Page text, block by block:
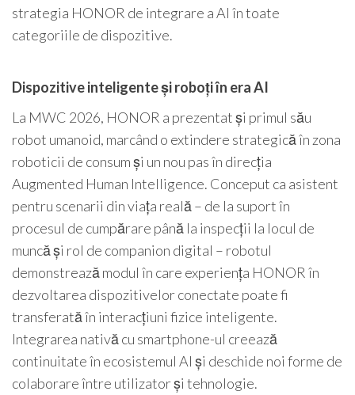
strategia HONOR de integrare a AI în toate
categoriile de dispozitive.
Dispozitive inteligente și roboți în era AI
La MWC 2026, HONOR a prezentat și primul său
robot umanoid, marcând o extindere strategică în zona
roboticii de consum și un nou pas în direcția
Augmented Human Intelligence. Conceput ca asistent
pentru scenarii din viața reală – de la suport în
procesul de cumpărare până la inspecții la locul de
muncă și rol de companion digital – robotul
demonstrează modul în care experiența HONOR în
dezvoltarea dispozitivelor conectate poate fi
transferată în interacțiuni fizice inteligente.
Integrarea nativă cu smartphone-ul creează
continuitate în ecosistemul AI și deschide noi forme de
colaborare între utilizator și tehnologie.